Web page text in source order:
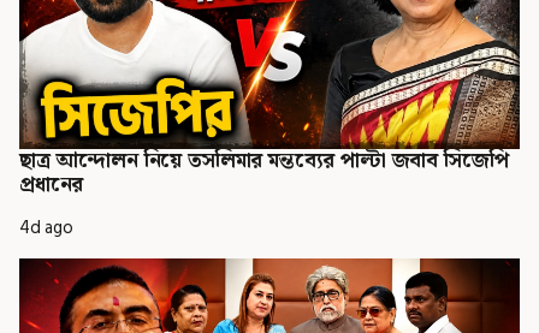
ছাত্র আন্দোলন নিয়ে তসলিমার মন্তব্যের পাল্টা জবাব সিজেপি
প্রধানের
4d ago